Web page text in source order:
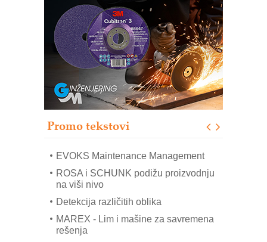
Promo tekstovi
Trajna oznaka kao dugoročna korist
Bezbednost na prvom mestu!
IB BLUMENAUER - više od 40 godina
poverenja u industriji
RMQ-TITAN ADVANCED INDICATOR
– Pametna signalizacija za efikasnije
upravljanje mašinama
Sigurnije ispitivanje transformatora u
solarnim elektranama i vetroparkovima
EVOKS Maintenance Management
ROSA i SCHUNK podižu proizvodnju
na viši nivo
Detekcija različitih oblika
MAREX - Lim i mašine za savremena
rešenja